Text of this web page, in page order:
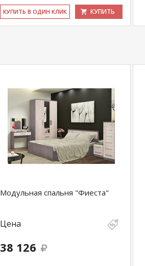
КУ­ПИТЬ В ОДИН КЛИК КУПИТЬ
Модульная спальня "Фиеста"
Цена
38 126